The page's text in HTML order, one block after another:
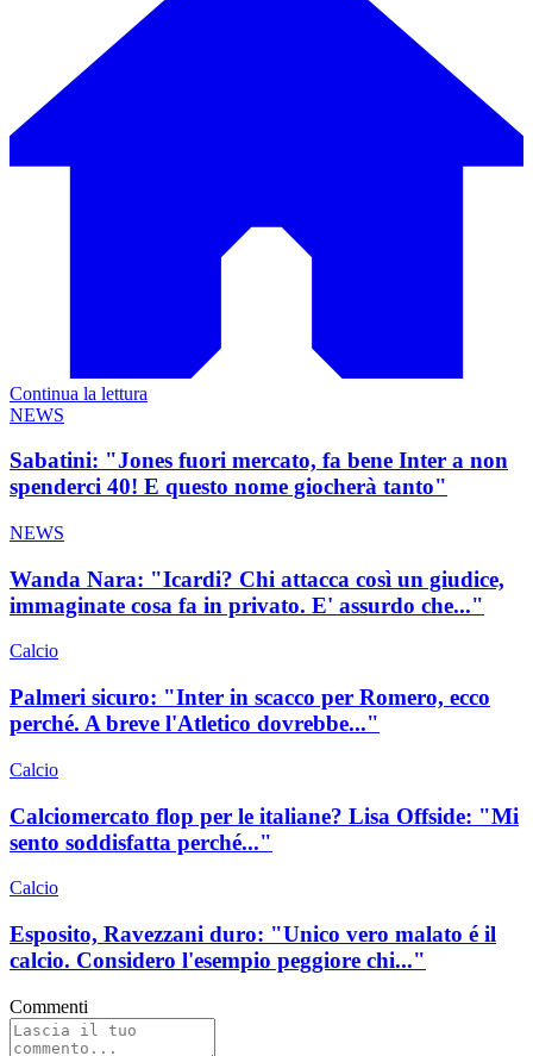
Continua la lettura
NEWS
Sabatini: "Jones fuori mercato, fa bene Inter a non
spenderci 40! E questo nome giocherà tanto"
NEWS
Wanda Nara: "Icardi? Chi attacca così un giudice,
immaginate cosa fa in privato. E' assurdo che..."
Calcio
Palmeri sicuro: "Inter in scacco per Romero, ecco
perché. A breve l'Atletico dovrebbe..."
Calcio
Calciomercato flop per le italiane? Lisa Offside: "Mi
sento soddisfatta perché..."
Calcio
Esposito, Ravezzani duro: "Unico vero malato é il
calcio. Considero l'esempio peggiore chi..."
Commenti